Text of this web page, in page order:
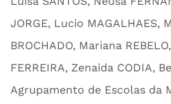
JORGE, Lucio MAGALHAES,
BROCHADO, Mariana
FERREIRA, Zenaida CODIA,
Agrupamento de Escolas da